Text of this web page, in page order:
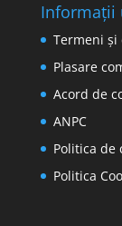
Informații
Termeni și
Plasare
Acord de
ANPC
Politica
Politica